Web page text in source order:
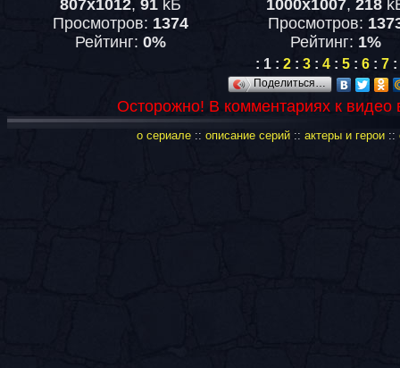
807x1012, 91 kБ
Просмотров: 1374
Рейтинг: 0%
1000x1007, 218
Просмотров:
Рейтинг: 1%
: 1: 2: 3: 4: 5: 6: 7:
Поделиться…
Осторожно! В комментариях к
о сериале:: описание серий:: актеры и герои::